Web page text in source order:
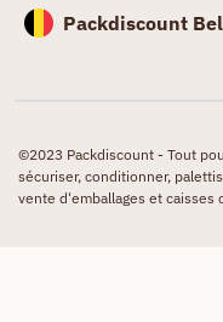
Packdiscount
©2023 Packdiscount - Tout
sécuriser, conditionner,
vente d'emballages et caisses